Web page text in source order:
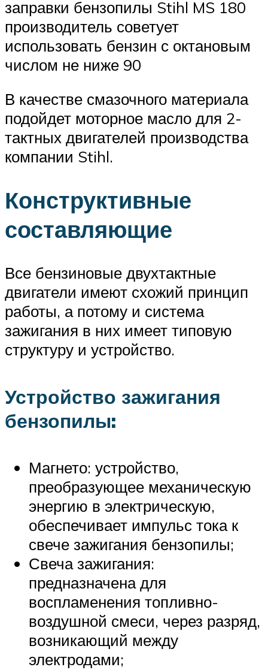
заправки бензопилы Stihl MS 180
производитель советует
использовать бензин с октановым
числом не ниже 90
В качестве смазочного материала
подойдет моторное масло для 2-
тактных двигателей производства
компании Stihl.
Конструктивные
составляющие
Все бензиновые двухтактные
двигатели имеют схожий принцип
работы, а потому и система
зажигания в них имеет типовую
структуру и устройство.
Устройство зажигания
бензопилы:
Магнето: устройство,
преобразующее механическую
энергию в электрическую,
обеспечивает импульс тока к
свече зажигания бензопилы;
Свеча зажигания:
предназначена для
воспламенения топливно-
воздушной смеси, через разряд,
возникающий между
электродами;